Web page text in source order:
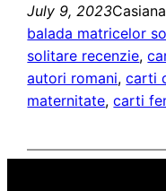
July 9, 2023
balada matricelor
solitare recenzie,
autori romani, carti
maternitate, carti